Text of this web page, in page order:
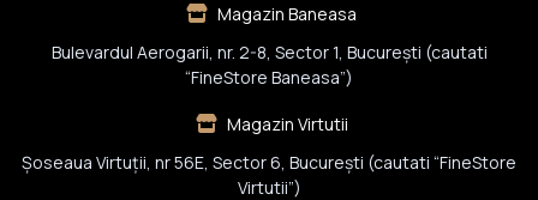
Magazin Baneasa
Bulevardul Aerogarii, nr. 2-8, Sector 1, Bucureşti (cautati
“FineStore Baneasa”)
Magazin Virtutii
Șoseaua Virtuții, nr 56E, Sector 6, București (cautati “FineStore
Virtutii”)